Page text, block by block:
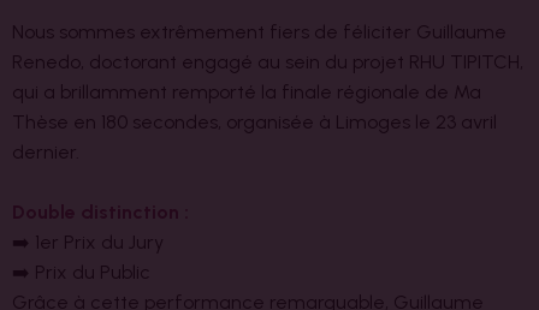
Nous sommes extrêmement fiers de féliciter Guillaume
Renedo, doctorant engagé au sein du projet RHU TIPITCH,
qui a brillamment remporté la finale régionale de Ma
Thèse en 180 secondes, organisée à Limoges le 23 avril
dernier.
➡️ 1er Prix du Jury
➡️ Prix du Public
Grâce à cette performance remarquable, Guillaume